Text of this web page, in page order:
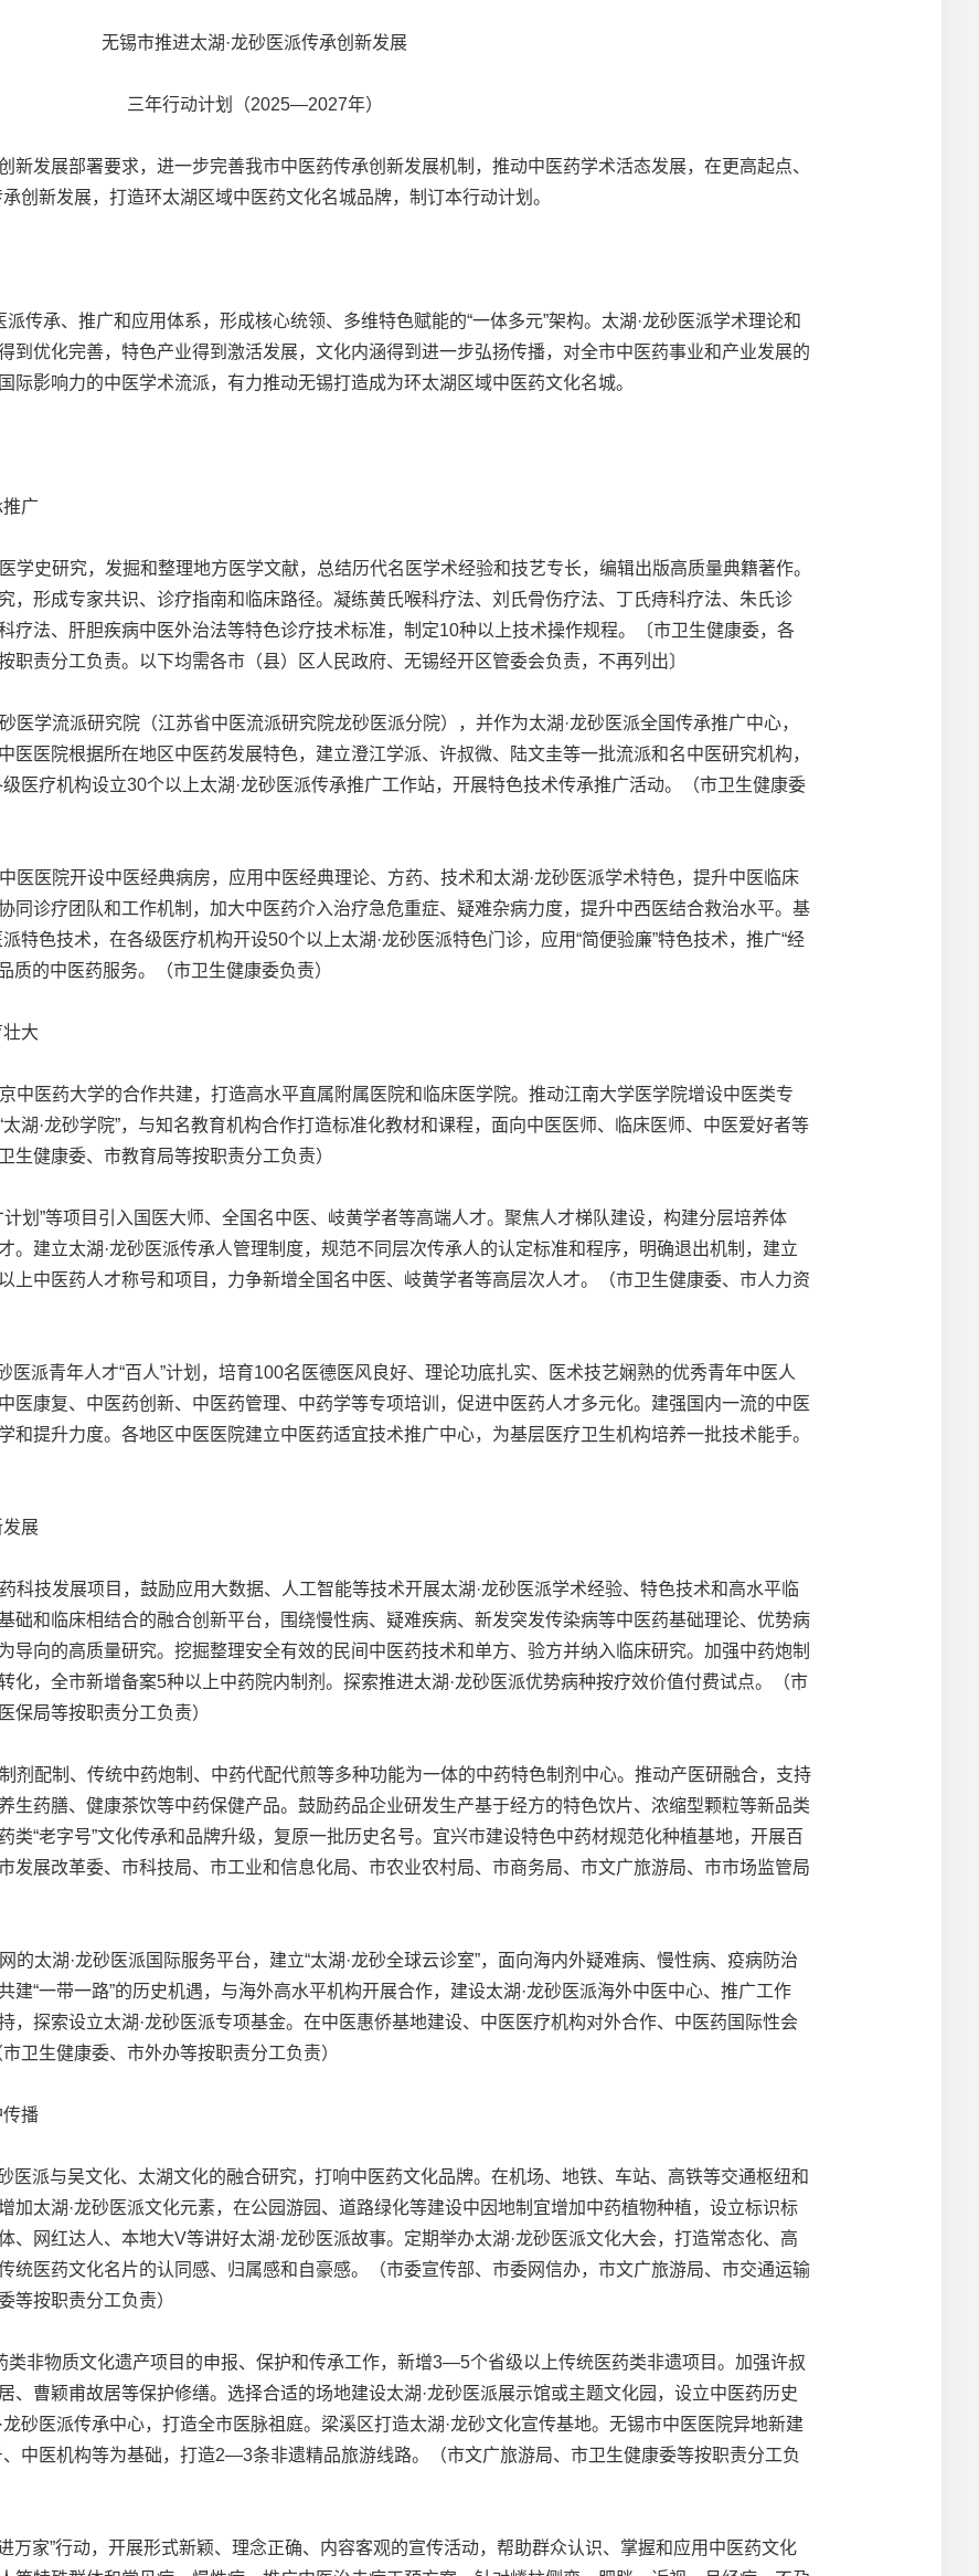
无锡市推进太湖·龙砂医派传承创新发展
三年行动计划（2025—2027年）
发展部署要求，进一步完善我市中医药传承创新发展机制，推动中医药学术活态发展，在更高起点、
创新发展，打造环太湖区域中医药文化名城品牌，制订本行动计划。
承、推广和应用体系，形成核心统领、多维特色赋能的“一体多元”架构。太湖·龙砂医派学术理论和
到优化完善，特色产业得到激活发展，文化内涵得到进一步弘扬传播，对全市中医药事业和产业发展的
际影响力的中医学术流派，有力推动无锡打造成为环太湖区域中医药文化名城。
广
史研究，发掘和整理地方医学文献，总结历代名医学术经验和技艺专长，编辑出版高质量典籍著作。
，形成专家共识、诊疗指南和临床路径。凝练黄氏喉科疗法、刘氏骨伤疗法、丁氏痔科疗法、朱氏诊
疗法、肝胆疾病中医外治法等特色诊疗技术标准，制定10种以上技术操作规程。〔市卫生健康委，各
职责分工负责。以下均需各市（县）区人民政府、无锡经开区管委会负责，不再列出〕
学流派研究院（江苏省中医流派研究院龙砂医派分院），并作为太湖·龙砂医派全国传承推广中心，
医医院根据所在地区中医药发展特色，建立澄江学派、许叔微、陆文圭等一批流派和名中医研究机构，
医疗机构设立30个以上太湖·龙砂医派传承推广工作站，开展特色技术传承推广活动。（市卫生健康委
医院开设中医经典病房，应用中医经典理论、方药、技术和太湖·龙砂医派学术特色，提升中医临床
同诊疗团队和工作机制，加大中医药介入治疗急危重症、疑难杂病力度，提升中西医结合救治水平。基
特色技术，在各级医疗机构开设50个以上太湖·龙砂医派特色门诊，应用“简便验廉”特色技术，推广“经
质的中医药服务。（市卫生健康委负责）
大
医药大学的合作共建，打造高水平直属附属医院和临床医学院。推动江南大学医学院增设中医类专
湖·龙砂学院”，与知名教育机构合作打造标准化教材和课程，面向中医医师、临床医师、中医爱好者等
生健康委、市教育局等按职责分工负责）
”等项目引入国医大师、全国名中医、岐黄学者等高端人才。聚焦人才梯队建设，构建分层培养体
。建立太湖·龙砂医派传承人管理制度，规范不同层次传承人的认定标准和程序，明确退出机制，建立
上中医药人才称号和项目，力争新增全国名中医、岐黄学者等高层次人才。（市卫生健康委、市人力资
青年人才“百人”计划，培育100名医德医风良好、理论功底扎实、医术技艺娴熟的优秀青年中医人
医康复、中医药创新、中医药管理、中药学等专项培训，促进中医药人才多元化。建强国内一流的中医
和提升力度。各地区中医医院建立中医药适宜技术推广中心，为基层医疗卫生机构培养一批技术能手。
展
技发展项目，鼓励应用大数据、人工智能等技术开展太湖·龙砂医派学术经验、特色技术和高水平临
础和临床相结合的融合创新平台，围绕慢性病、疑难疾病、新发突发传染病等中医药基础理论、优势病
导向的高质量研究。挖掘整理安全有效的民间中医药技术和单方、验方并纳入临床研究。加强中药炮制
化，全市新增备案5种以上中药院内制剂。探索推进太湖·龙砂医派优势病种按疗效价值付费试点。（市
保局等按职责分工负责）
配制、传统中药炮制、中药代配代煎等多种功能为一体的中药特色制剂中心。推动产医研融合，支持
生药膳、健康茶饮等中药保健产品。鼓励药品企业研发生产基于经方的特色饮片、浓缩型颗粒等新品类
类“老字号”文化传承和品牌升级，复原一批历史名号。宜兴市建设特色中药材规范化种植基地，开展百
发展改革委、市科技局、市工业和信息化局、市农业农村局、市商务局、市文广旅游局、市市场监管局
太湖·龙砂医派国际服务平台，建立“太湖·龙砂全球云诊室”，面向海内外疑难病、慢性病、疫病防治
建“一带一路”的历史机遇，与海外高水平机构开展合作，建设太湖·龙砂医派海外中医中心、推广工作
，探索设立太湖·龙砂医派专项基金。在中医惠侨基地建设、中医医疗机构对外合作、中医药国际性会
卫生健康委、市外办等按职责分工负责）
播
派与吴文化、太湖文化的融合研究，打响中医药文化品牌。在机场、地铁、车站、高铁等交通枢纽和
加太湖·龙砂医派文化元素，在公园游园、道路绿化等建设中因地制宜增加中药植物种植，设立标识标
、网红达人、本地大V等讲好太湖·龙砂医派故事。定期举办太湖·龙砂医派文化大会，打造常态化、高
统医药文化名片的认同感、归属感和自豪感。（市委宣传部、市委网信办，市文广旅游局、市交通运输
等按职责分工负责）
非物质文化遗产项目的申报、保护和传承工作，新增3—5个省级以上传统医药类非遗项目。加强许叔
、曹颖甫故居等保护修缮。选择合适的场地建设太湖·龙砂医派展示馆或主题文化园，设立中医药历史
砂医派传承中心，打造全市医脉祖庭。梁溪区打造太湖·龙砂文化宣传基地。无锡市中医医院异地新建
中医机构等为基础，打造2—3条非遗精品旅游线路。（市文广旅游局、市卫生健康委等按职责分工负
家”行动，开展形式新颖、理念正确、内容客观的宣传活动，帮助群众认识、掌握和应用中医药文化